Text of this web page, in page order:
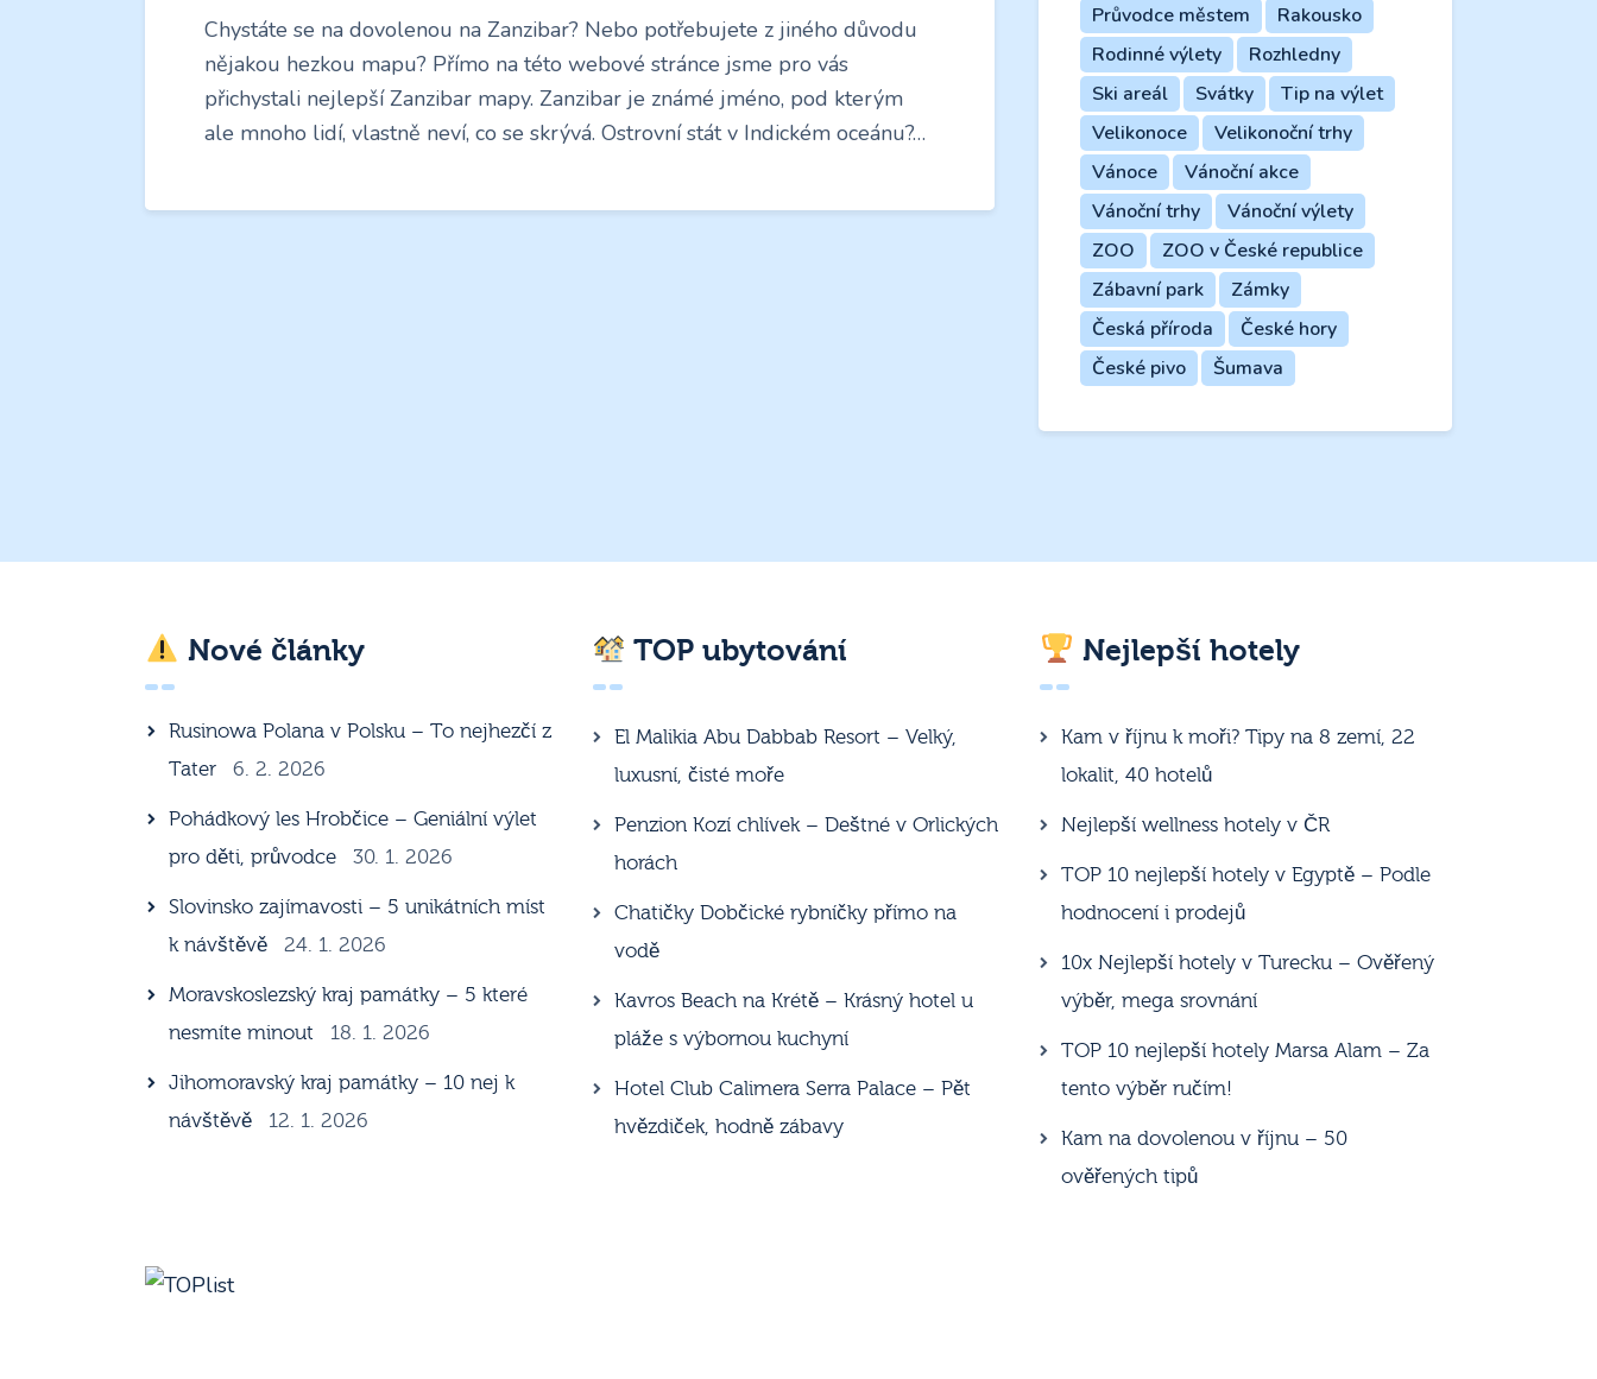
Chystáte se na dovolenou na Zanzibar? Nebo potřebujete z jiného důvodu
nějakou hezkou mapu? Přímo na této webové stránce jsme pro vás
přichystali nejlepší Zanzibar mapy. Zanzibar je známé jméno, pod kterým
ale mnoho lidí, vlastně neví, co se skrývá. Ostrovní stát v Indickém oceánu?…
Průvodce městem
Rakousko
Rodinné výlety
Rozhledny
Ski areál
Svátky
Tip na výlet
Velikonoce
Velikonoční trhy
Vánoce
Vánoční akce
Vánoční trhy
Vánoční výlety
ZOO
ZOO v České republice
Zábavní park
Zámky
Česká příroda
České hory
České pivo
Šumava
Nové články
Rusinowa Polana v Polsku – To nejhezčí z
Tater
6. 2. 2026
Pohádkový les Hrobčice – Geniální výlet
pro děti, průvodce
30. 1. 2026
Slovinsko zajímavosti – 5 unikátních míst
k návštěvě
24. 1. 2026
Moravskoslezský kraj památky – 5 které
nesmíte minout
18. 1. 2026
Jihomoravský kraj památky – 10 nej k
návštěvě
12. 1. 2026
TOP ubytování
El Malikia Abu Dabbab Resort – Velký,
luxusní, čisté moře
Penzion Kozí chlívek – Deštné v Orlických
horách
Chatičky Dobčické rybníčky přímo na
vodě
Kavros Beach na Krétě – Krásný hotel u
pláže s výbornou kuchyní
Hotel Club Calimera Serra Palace – Pět
hvězdiček, hodně zábavy
Nejlepší hotely
Kam v říjnu k moři? Tipy na 8 zemí, 22
lokalit, 40 hotelů
Nejlepší wellness hotely v ČR
TOP 10 nejlepší hotely v Egyptě – Podle
hodnocení i prodejů
10x Nejlepší hotely v Turecku – Ověřený
výběr, mega srovnání
TOP 10 nejlepší hotely Marsa Alam – Za
tento výběr ručím!
Kam na dovolenou v říjnu – 50
ověřených tipů